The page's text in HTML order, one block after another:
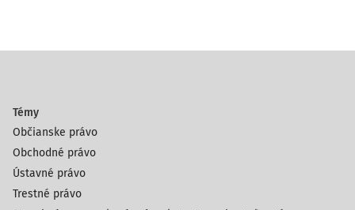
Témy
Občianske právo
Obchodné právo
Ústavné právo
Trestné právo